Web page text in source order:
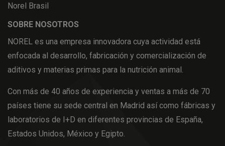
Norel Brasil
SOBRE NOSOTROS
NOREL es una empresa innovadora cuya actividad está
enfocada al desarrollo, fabricación y comercialización de
aditivos y materias primas para la nutrición animal.
Con más de 40 años de experiencia y ventas a más de 70
países tiene su sede central en Madrid así como fábricas y
laboratorios de I+D en diferentes provincias de España,
Estados Unidos, México y Egipto.